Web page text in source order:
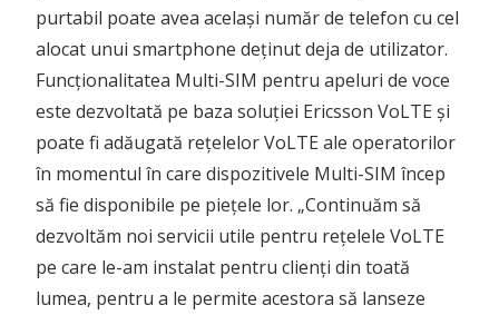
purtabil poate avea același număr de telefon cu cel
alocat unui smartphone deținut deja de utilizator.
Funcționalitatea Multi-SIM pentru apeluri de voce
este dezvoltată pe baza soluției Ericsson VoLTE și
poate fi adăugată rețelelor VoLTE ale operatorilor
în momentul în care dispozitivele Multi-SIM încep
să fie disponibile pe piețele lor. „Continuăm să
dezvoltăm noi servicii utile pentru rețelele VoLTE
pe care le-am instalat pentru clienți din toată
lumea, pentru a le permite acestora să lanseze